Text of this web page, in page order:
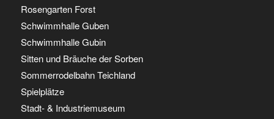
Rosengarten Forst
Schwimmhalle Guben
Schwimmhalle Gubin
Sitten und Bräuche der Sorben
Sommerrodelbahn Teichland
Spielplätze
Stadt- & Industriemuseum